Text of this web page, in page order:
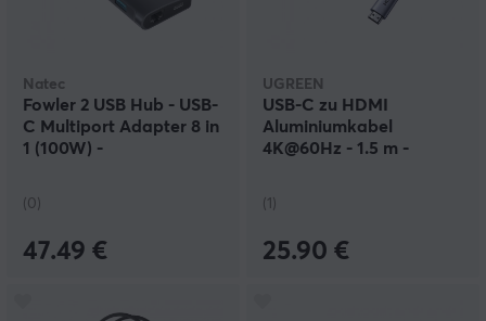
Natec
Fowler 2 USB Hub - USB-
C Multiport Adapter 8 in
1 (100W) -
(0)
47.49 €
UGREEN
USB-C zu HDMI
Aluminiumkabel
4K@60Hz - 1.5 m -
(1)
25.90 €